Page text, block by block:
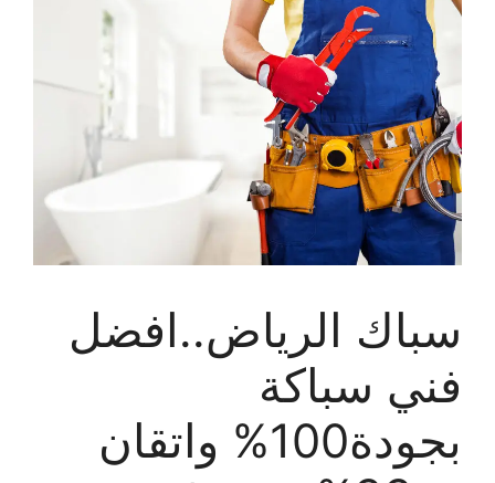
سباك الرياض..افضل
فني سباكة
بجودة100% واتقان